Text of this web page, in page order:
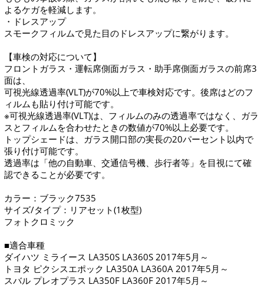
よるケガを軽減します。
・ドレスアップ
スモークフィルムで見た目のドレスアップに繋がります。
【車検の対応について】
フロントガラス・運転席側面ガラス・助手席側面ガラスの前席3
面は、
可視光線透過率(VLT)が70%以上で車検対応です。後席はどのフ
ィルムも貼り付け可能です。
※可視光線透過率(VLT)は、フィルムのみの透過率ではなく、ガラ
スとフィルムを合わせたときの数値が70%以上必要です。
トップシェードは、ガラス開口部の実長の20パーセント以内で
張り付け可能です。
透過率は「他の自動車、交通信号機、歩行者等」を目視にて確
認できることが必要です。
カラー：ブラック7535
サイズ/タイプ：リアセット(1枚型)
フォトクロミック
■適合車種
ダイハツ ミライース LA350S LA360S 2017年5月～
トヨタ ピクシスエポック LA350A LA360A 2017年5月～
スバル プレオプラス LA350F LA360F 2017年5月～